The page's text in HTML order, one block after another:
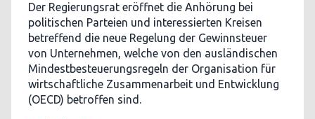
Der Regierungsrat eröffnet die Anhörung bei
politischen Parteien und interessierten Kreisen
betreffend die neue Regelung der Gewinnsteuer
von Unternehmen, welche von den ausländischen
Mindestbesteuerungsregeln der Organisation für
wirtschaftliche Zusammenarbeit und Entwicklung
(OECD) betroffen sind.